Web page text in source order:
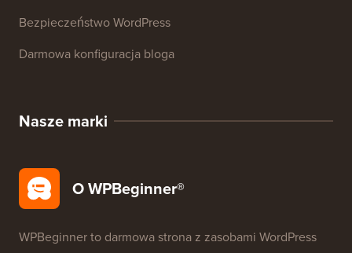
Bezpieczeństwo WordPress
Darmowa konfiguracja bloga
Nasze marki
O WPBeginner®
WPBeginner to darmowa strona z zasobami WordPress